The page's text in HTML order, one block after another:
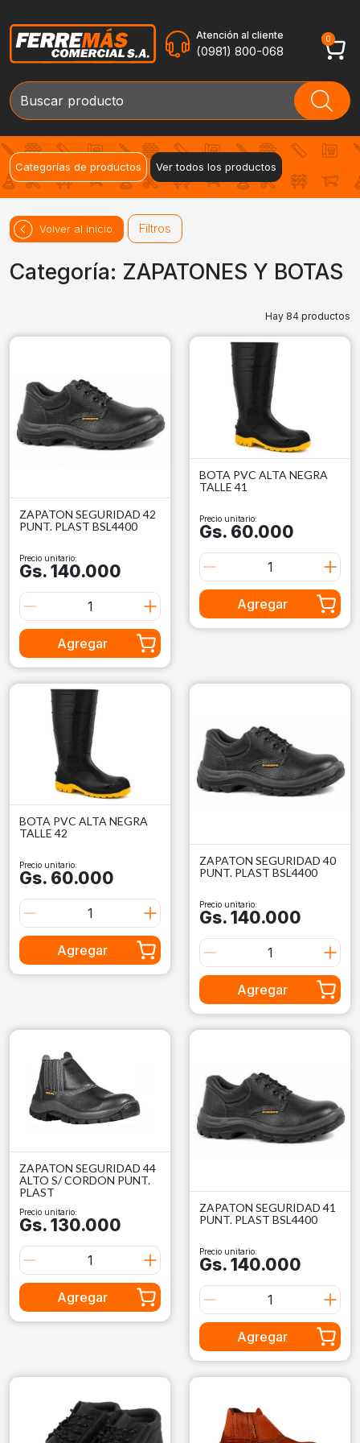
Atención al cliente
(0981) 800-068
0
Categorías de productos Ver todos los productos
Volver al inicio Filtros
Categoría: ZAPATONES Y BOTAS
Hay 84 productos
ZAPATON SEGURIDAD 42
PUNT. PLAST BSL4400
Precio unitario:
Gs. 140.000
Agregar
BOTA PVC ALTA NEGRA
TALLE 41
Precio unitario:
Gs. 60.000
Agregar
BOTA PVC ALTA NEGRA
TALLE 42
Precio unitario:
Gs. 60.000
Agregar
ZAPATON SEGURIDAD 40
PUNT. PLAST BSL4400
Precio unitario:
Gs. 140.000
Agregar
ZAPATON SEGURIDAD 44
ALTO S/ CORDON PUNT.
PLAST
Precio unitario:
Gs. 130.000
Agregar
ZAPATON SEGURIDAD 41
PUNT. PLAST BSL4400
Precio unitario:
Gs. 140.000
Agregar